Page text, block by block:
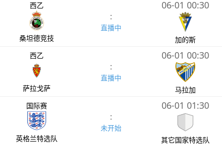
西乙
桑坦德竞技
:
直播中
06-01 00:30
加的斯
西乙
萨拉戈萨
:
直播中
06-01 00:30
马拉加
国际赛
英格兰特选队
:
未开始
06-01 01:30
其它国家特选队